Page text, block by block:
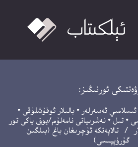
ئورنىڭىز:
ئىسلامىي ئەسەرلەر • بالىلار ئوقۇشلۇقى •
•تىل •نەشرىياتى نامەلۇم/يوق ياكى تور
/ تالاپەتكە ئۇچرىغان باغ (بىلگىن
گۇرۇپپىسى)